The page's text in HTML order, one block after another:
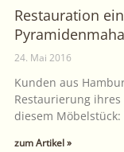
Restauration
24. Mai 2016
Kunden aus
Restaurierung
diesem
zum Artikel »